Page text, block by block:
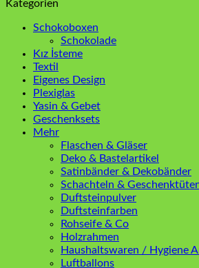
Kategorien
Schokoboxen
Schokolade
Kız İsteme
Textil
Eigenes Design
Plexiglas
Yasin & Gebet
Geschenksets
Mehr
Flaschen & Gläser
Deko & Bastelartikel
Satinbänder & Dekobänder
Schachteln &
Duftsteinpulver
Duftsteinfarben
Rohseife & Co
Holzrahmen
Haushaltswaren / Hygiene
Luftballons